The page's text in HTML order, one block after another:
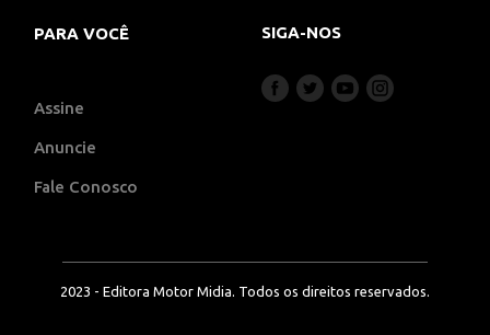
PARA VOCÊ
Assine
Anuncie
Fale Conosco
SIGA-NOS
2023 - Editora Motor Midia. Todos os direitos reservados.